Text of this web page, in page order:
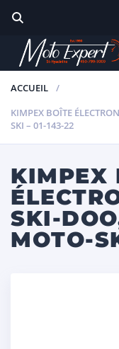
ACCUEIL
KIMPEX BOÎTE
SKI – 01-143-22
KIMPEX
SKI-
MOTO-